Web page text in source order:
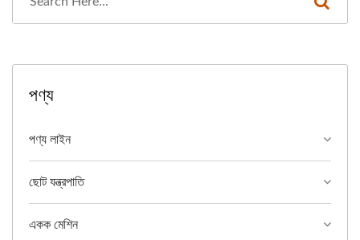
পণ্য
পণ্য লাইন
ছোট যন্ত্রপাতি
একক মেশিন